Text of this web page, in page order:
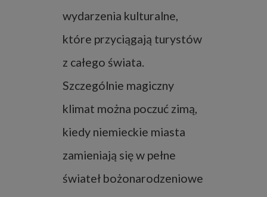
wydarzenia kulturalne,
które przyciągają turystów
z całego świata.
Szczególnie magiczny
klimat można poczuć zimą,
kiedy niemieckie miasta
zamieniają się w pełne
świateł bożonarodzeniowe